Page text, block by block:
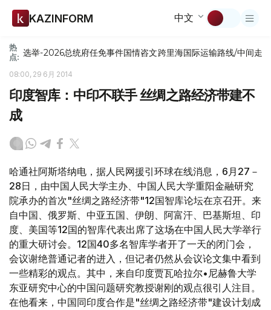
KAZINFORM 中文
热
点: 选举-2026总统府任免事件国情咨文跨里海国际运输路线/中间走廊
08:00, 29 6月 2014
印度智库：中印不联手 丝绸之路经济带建不
成
哈通社阿斯塔纳电，据人民网援引环球在线消息，6月27－
28日，由中国人民大学主办、中国人民大学重阳金融研究
院承办的首次"丝绸之路经济带"12国智库论坛在京召开。来
自中国、俄罗斯、中亚五国、伊朗、阿富汗、巴基斯坦、印
度、美国等12国的智库代表出席了这场在中国人民大学举行
的重大研讨会。12国40多名智库学者开了一天的闭门会，
会议谢绝普通记者的进入，但记者仍然从会议论文集中看到
一些精彩的观点。其中，来自印度贾瓦哈拉尔•尼赫鲁大学
东亚研究中心的中国问题研究教授谢刚的观点很引人注目。
在他看来，中国同印度合作是"丝绸之路经济带"建设计划成